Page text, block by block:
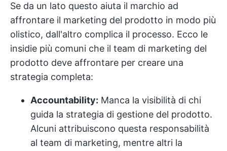
Se da un lato questo aiuta il marchio ad
affrontare il marketing del prodotto in modo più
olistico, dall'altro complica il processo. Ecco le
insidie più comuni che il team di marketing del
prodotto deve affrontare per creare una
strategia completa:
Accountability: Manca la visibilità di chi
guida la strategia di gestione del prodotto.
Alcuni attribuiscono questa responsabilità
al team di marketing, mentre altri la